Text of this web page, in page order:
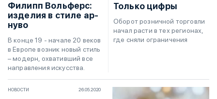
Филипп Вольферс:
изделия в стиле ар-
нуво
В конце 19 - начале 20 веков
в Европе возник новый стиль
– модерн, охвативший все
направления искусства.
Только цифры
Оборот розничной торговли
начал расти в тех регионах,
где сняли ограничения
НОВОСТИ 26.05.2020